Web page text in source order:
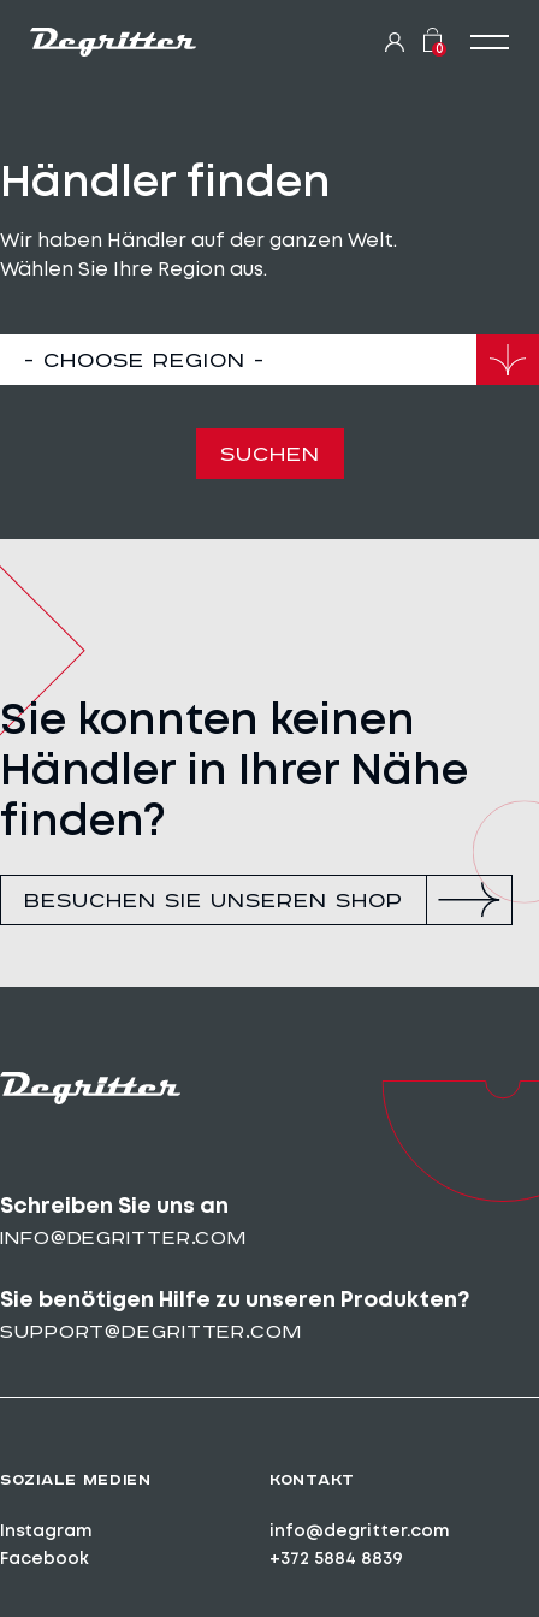
0
Händler finden
Wir haben Händler auf der ganzen Welt.
Wählen Sie Ihre Region aus.
- Choose region -
SUCHEN
Sie konnten keinen
Händler in Ihrer Nähe
finden?
BESUCHEN SIE UNSEREN SHOP
Schreiben Sie uns an
info@degritter.com
Sie benötigen Hilfe zu unseren Produkten?
support@degritter.com
SOZIALE MEDIEN
Instagram
Facebook
KONTAKT
info@degritter.com
+372 5884 8839